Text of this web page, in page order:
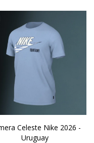
Celeste Nike 2026 -
Uruguay